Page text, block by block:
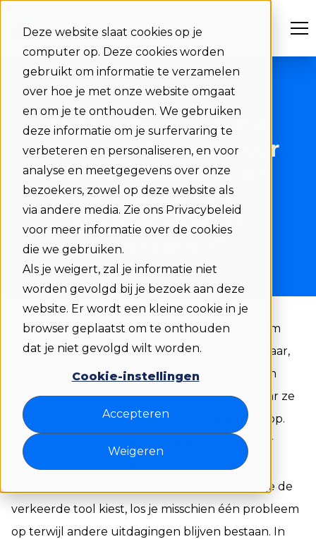
Deze website slaat cookies op je
computer op. Deze cookies worden
gebruikt om informatie te verzamelen
over hoe je met onze website omgaat
en om je te onthouden. We gebruiken
deze informatie om je surfervaring te
verbeteren en personaliseren, en voor
analyse en meetgegevens over onze
bezoekers, zowel op deze website als
via andere media. Zie ons Privacybeleid
voor meer informatie over de cookies
die we gebruiken.
Als je weigert, zal je informatie niet
worden gevolgd bij je bezoek aan deze
website. Er wordt een kleine cookie in je
browser geplaatst om te onthouden
dat je niet gevolgd wilt worden.
Cookie-instellingen
Accepteren
Weigeren
Wat is het verschil
tussen software voor
werkplekbeheer en
software om
werkplekken te
reserveren?
Software voor werkplekbeheer en software om
werkplekken te reserveren lijken sterk op elkaar,
maar ze zijn niet hetzelfde. Beide tools worden
gebruikt in flexibele kantooromgevingen, maar ze
lossen verschillende niveaus van afstemming op.
Het verschil begrijpen is belangrijk, vooral voor
organisaties met hybride roosters, parttime
medewerkers of gedeelde werkplekken. Als je de
verkeerde tool kiest, los je misschien één probleem
op terwijl andere uitdagingen blijven bestaan. In